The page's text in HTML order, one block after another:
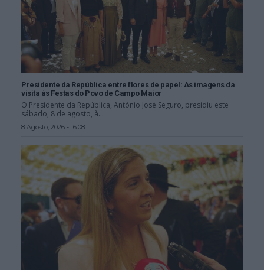
Presidente da República entre flores de papel: As imagens da
visita às Festas do Povo de Campo Maior
O Presidente da República, António José Seguro, presidiu este
sábado, 8 de agosto, à...
8 Agosto, 2026 - 16:08